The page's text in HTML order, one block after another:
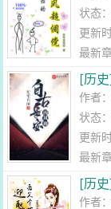
状态
更新
最新
[历
作者
状态
更新
最新
[历
作者：